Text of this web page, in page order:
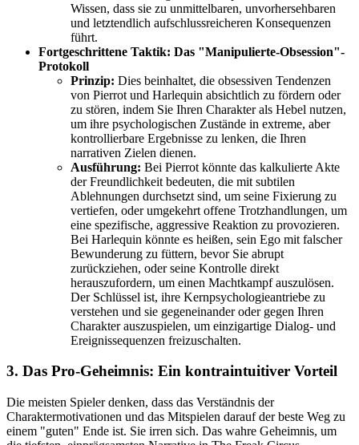
Wissen, dass sie zu unmittelbaren, unvorhersehbaren
und letztendlich aufschlussreicheren Konsequenzen
führt.
Fortgeschrittene Taktik: Das "Manipulierte-Obsession"-
Protokoll
Prinzip: Dies beinhaltet, die obsessiven Tendenzen
von Pierrot und Harlequin absichtlich zu fördern oder
zu stören, indem Sie Ihren Charakter als Hebel nutzen,
um ihre psychologischen Zustände in extreme, aber
kontrollierbare Ergebnisse zu lenken, die Ihren
narrativen Zielen dienen.
Ausführung: Bei Pierrot könnte das kalkulierte Akte
der Freundlichkeit bedeuten, die mit subtilen
Ablehnungen durchsetzt sind, um seine Fixierung zu
vertiefen, oder umgekehrt offene Trotzhandlungen, um
eine spezifische, aggressive Reaktion zu provozieren.
Bei Harlequin könnte es heißen, sein Ego mit falscher
Bewunderung zu füttern, bevor Sie abrupt
zurückziehen, oder seine Kontrolle direkt
herauszufordern, um einen Machtkampf auszulösen.
Der Schlüssel ist, ihre Kernpsychologieantriebe zu
verstehen und sie gegeneinander oder gegen Ihren
Charakter auszuspielen, um einzigartige Dialog- und
Ereignissequenzen freizuschalten.
3. Das Pro-Geheimnis: Ein kontraintuitiver Vorteil
Die meisten Spieler denken, dass das Verständnis der
Charaktermotivationen und das Mitspielen darauf der beste Weg zu
einem "guten" Ende ist. Sie irren sich. Das wahre Geheimnis, um